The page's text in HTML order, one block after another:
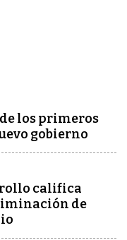
los primeros
gobierno
califica
de